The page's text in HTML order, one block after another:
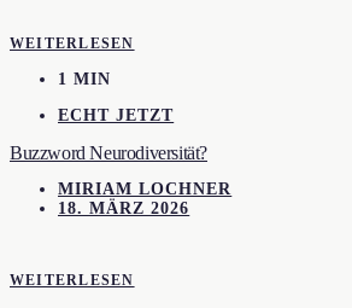
WEITERLESEN
1 MIN
ECHT JETZT
Buzzword Neurodiversität?
MIRIAM LOCHNER
18. MÄRZ 2026
WEITERLESEN